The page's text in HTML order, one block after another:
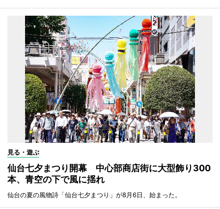
見る・遊ぶ
仙台七夕まつり開幕 中心部商店街に大型飾り300
本、青空の下で風に揺れ
仙台の夏の風物詩「仙台七夕まつり」が8月6日、始まった。